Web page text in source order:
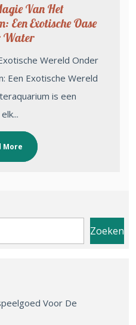
Van Het
Exotische Oase
Water
Wereld Onder
Een Exotische Wereld
is een
More
Zoeken
Voor De